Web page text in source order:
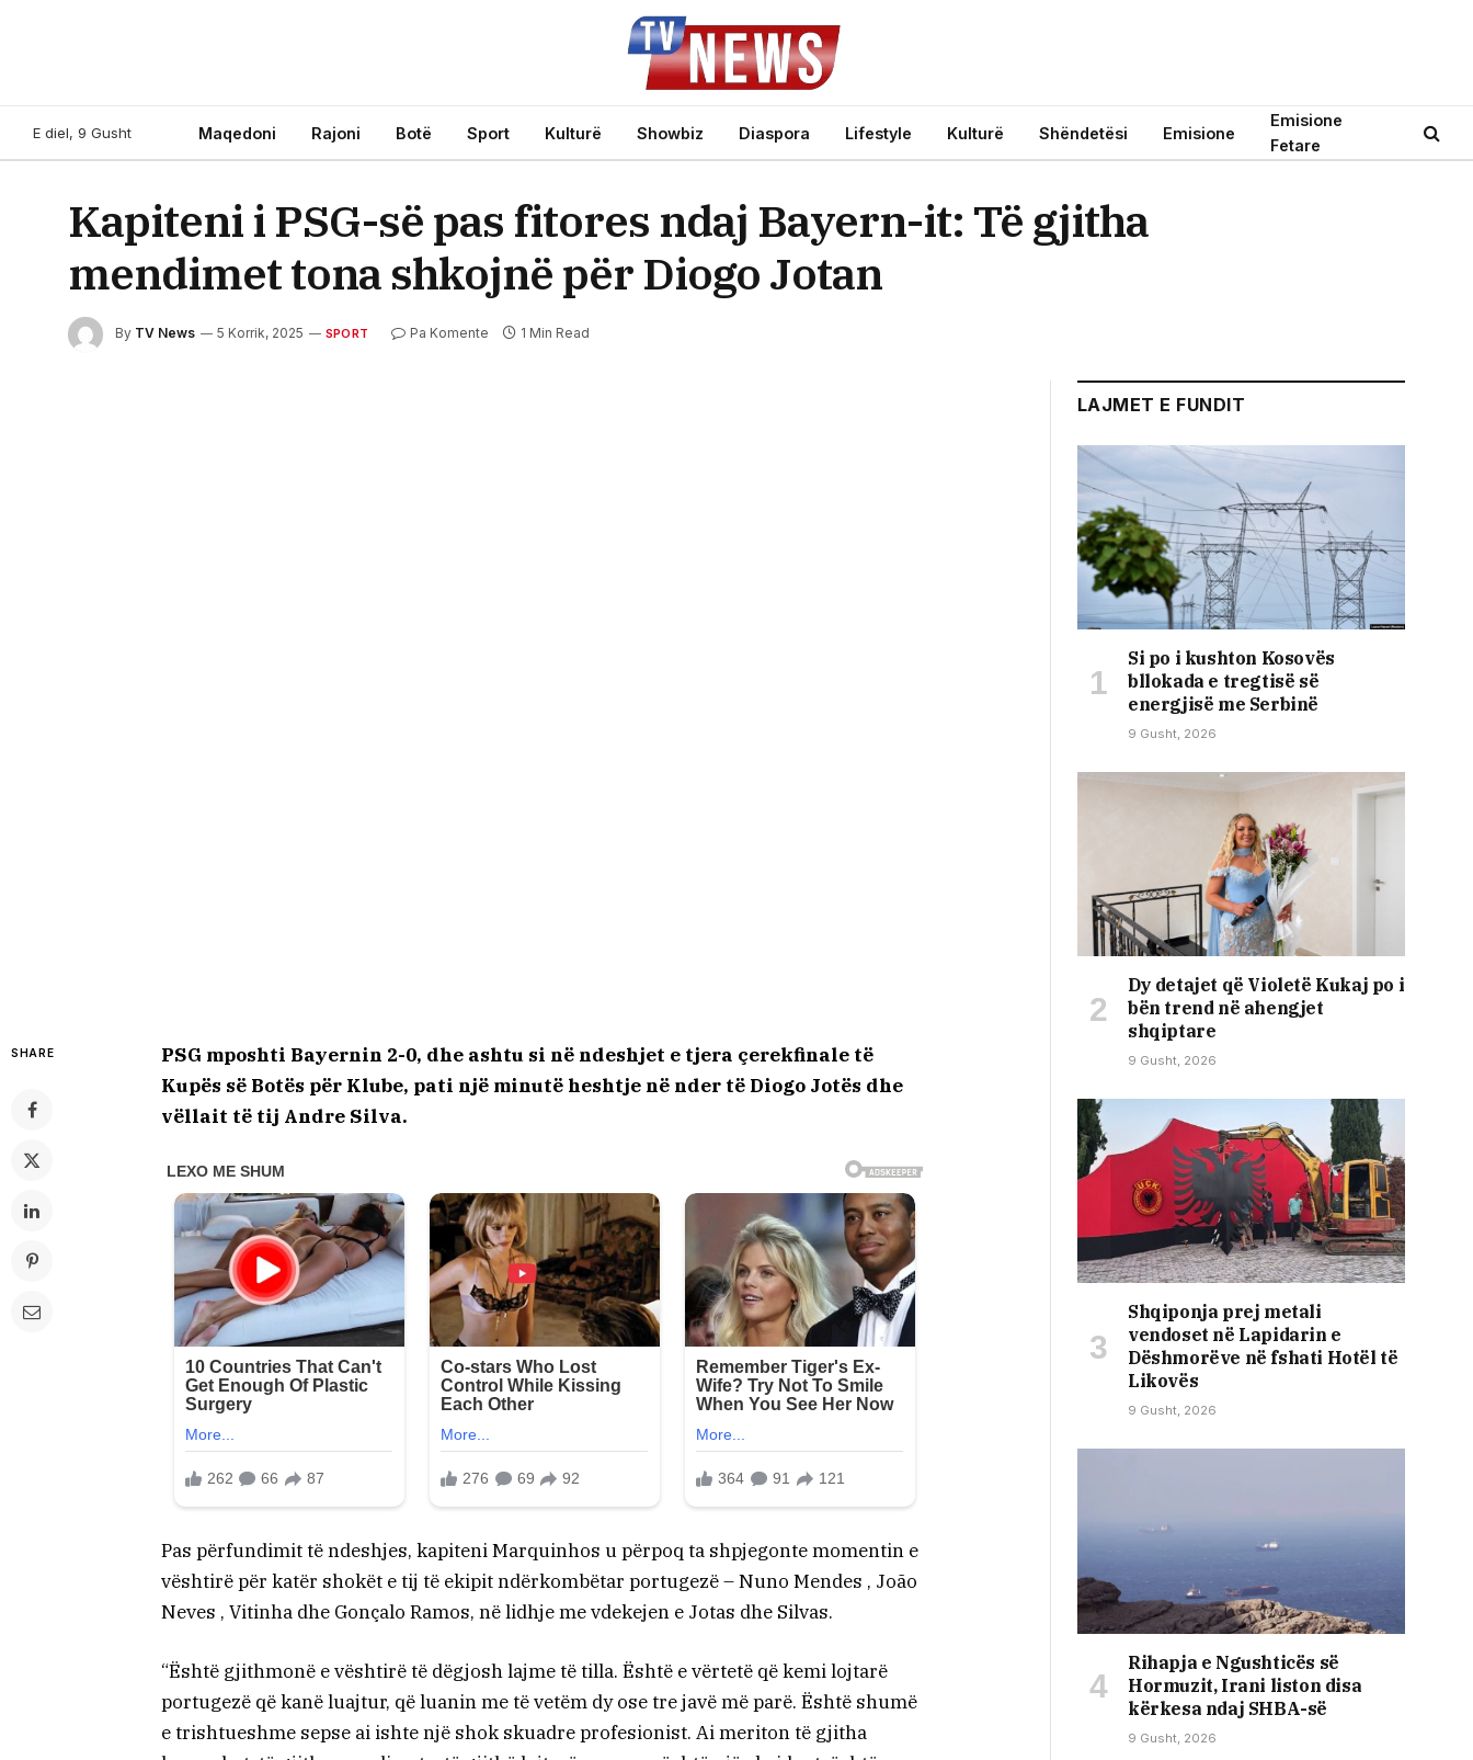
E diel, 9 Gusht Maqedoni Rajoni Botë Sport Kulturë Showbiz Diaspora Lifestyle Kulturë Shëndetësi Emisione
Emisione
Fetare
Kapiteni i PSG-së pas fitores ndaj Bayern-it: Të gjitha
mendimet tona shkojnë për Diogo Jotan
By TV News 5 Korrik, 2025 SPORT Pa Komente 1 Min Read
SHARE
PSG mposhti Bayernin 2-0, dhe ashtu si në ndeshjet e tjera çerekfinale të
Kupës së Botës për Klube, pati një minutë heshtje në nder të Diogo Jotës dhe
vëllait të tij Andre Silva.
Pas përfundimit të ndeshjes, kapiteni Marquinhos u përpoq ta shpjegonte momentin e
vështirë për katër shokët e tij të ekipit ndërkombëtar portugezë – Nuno Mendes , João
Neves , Vitinha dhe Gonçalo Ramos, në lidhje me vdekejen e Jotas dhe Silvas.
“Është gjithmonë e vështirë të dëgjosh lajme të tilla. Është e vërtetë që kemi lojtarë
portugezë që kanë luajtur, që luanin me të vetëm dy ose tre javë më parë. Është shumë
e trishtueshme sepse ai ishte një shok skuadre profesionist. Ai meriton të gjitha
LAJMET E FUNDIT
Si po i kushton Kosovës
bllokada e tregtisë së
energjisë me Serbinë
9 Gusht, 2026
Dy detajet që Violetë Kukaj po i
bën trend në ahengjet
shqiptare
9 Gusht, 2026
Shqiponja prej metali
vendoset në Lapidarin e
Dëshmorëve në fshati Hotël të
Likovës
9 Gusht, 2026
Rihapja e Ngushticës së
Hormuzit, Irani liston disa
kërkesa ndaj SHBA-së
9 Gusht, 2026